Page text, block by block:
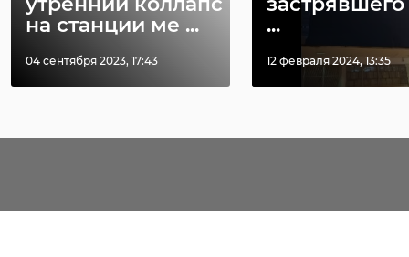
на станции ме ...
04 сентября 2023, 17:43
...
12 февраля 2024, 13:35